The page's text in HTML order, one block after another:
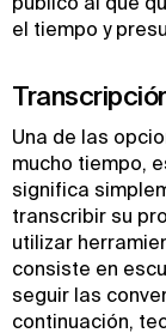
el tiempo y
Una de las
mucho tiempo,
significa
transcribir su
utilizar
consiste en
seguir las
continuación,